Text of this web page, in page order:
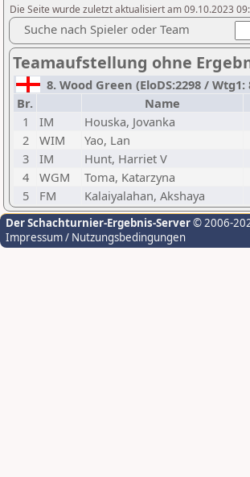
Die Seite wurde zuletzt aktualisiert am 09.10.2023
Suche nach Spieler oder Team
Teamaufstellung ohne
8. Wood Green (EloDS:2298 /
Br.
Name
1
IM Houska, Jovanka
2
WIM Yao, Lan
3
IM Hunt, Harriet V
4
WGM Toma, Katarzyna
5
FM Kalaiyalahan, Akshaya
Der Schachturnier-Ergebnis-Server© 2006-
Impressum / Nutzungsbedingungen